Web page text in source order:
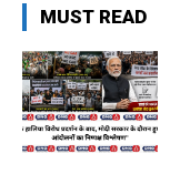
MUST READ